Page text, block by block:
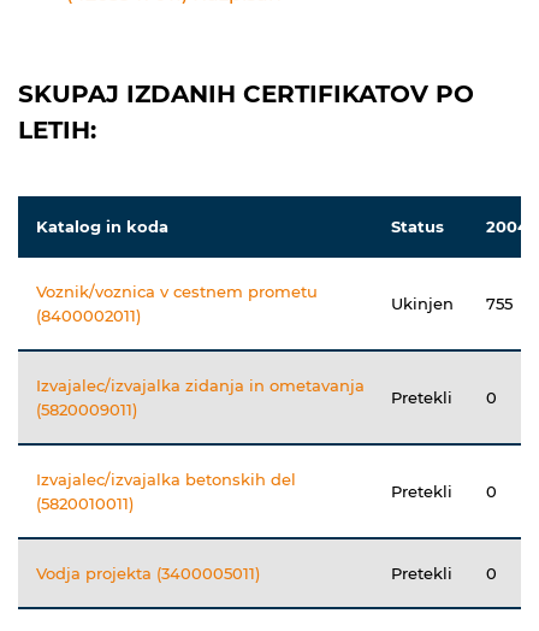
SKUPAJ IZDANIH CERTIFIKATOV PO
LETIH:
Katalog in koda Status 2004
Voznik/voznica v cestnem prometu
(8400002011)
Ukinjen 755
Izvajalec/izvajalka zidanja in ometavanja
(5820009011)
Pretekli 0
Izvajalec/izvajalka betonskih del
(5820010011)
Pretekli 0
Vodja projekta (3400005011) Pretekli 0